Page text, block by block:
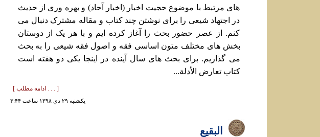
های مرتبط با موضوع حجيت اخبار (اخبار آحاد) و بهره وری از حديث
در اجتهاد شيعی را برای نوشتن چند کتاب و مقاله مشترک دنبال می
کنم. از عصر حضور بحث را آغاز کرده ایم و با هر يک از دوستان
بخش های مختلف متون اساسی فقه و اصول فقه شيعی را به بحث
می گذاريم. برای بحث های سال آينده در اينجا يکی دو هفته است
کتاب تعارض الأدلة...
[ . . . ادامه مطلب ]
يكشنبه ۲۹ دي ۱۳۹۸ ساعت ۳:۴۴
البقيع